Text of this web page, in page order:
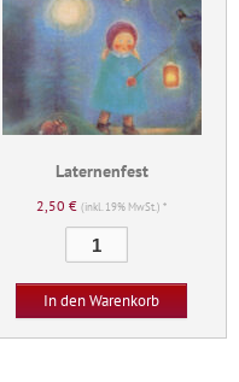
Laternenfest
2,50€ (inkl. 19% MwSt.) *
Menge
In den Warenkorb